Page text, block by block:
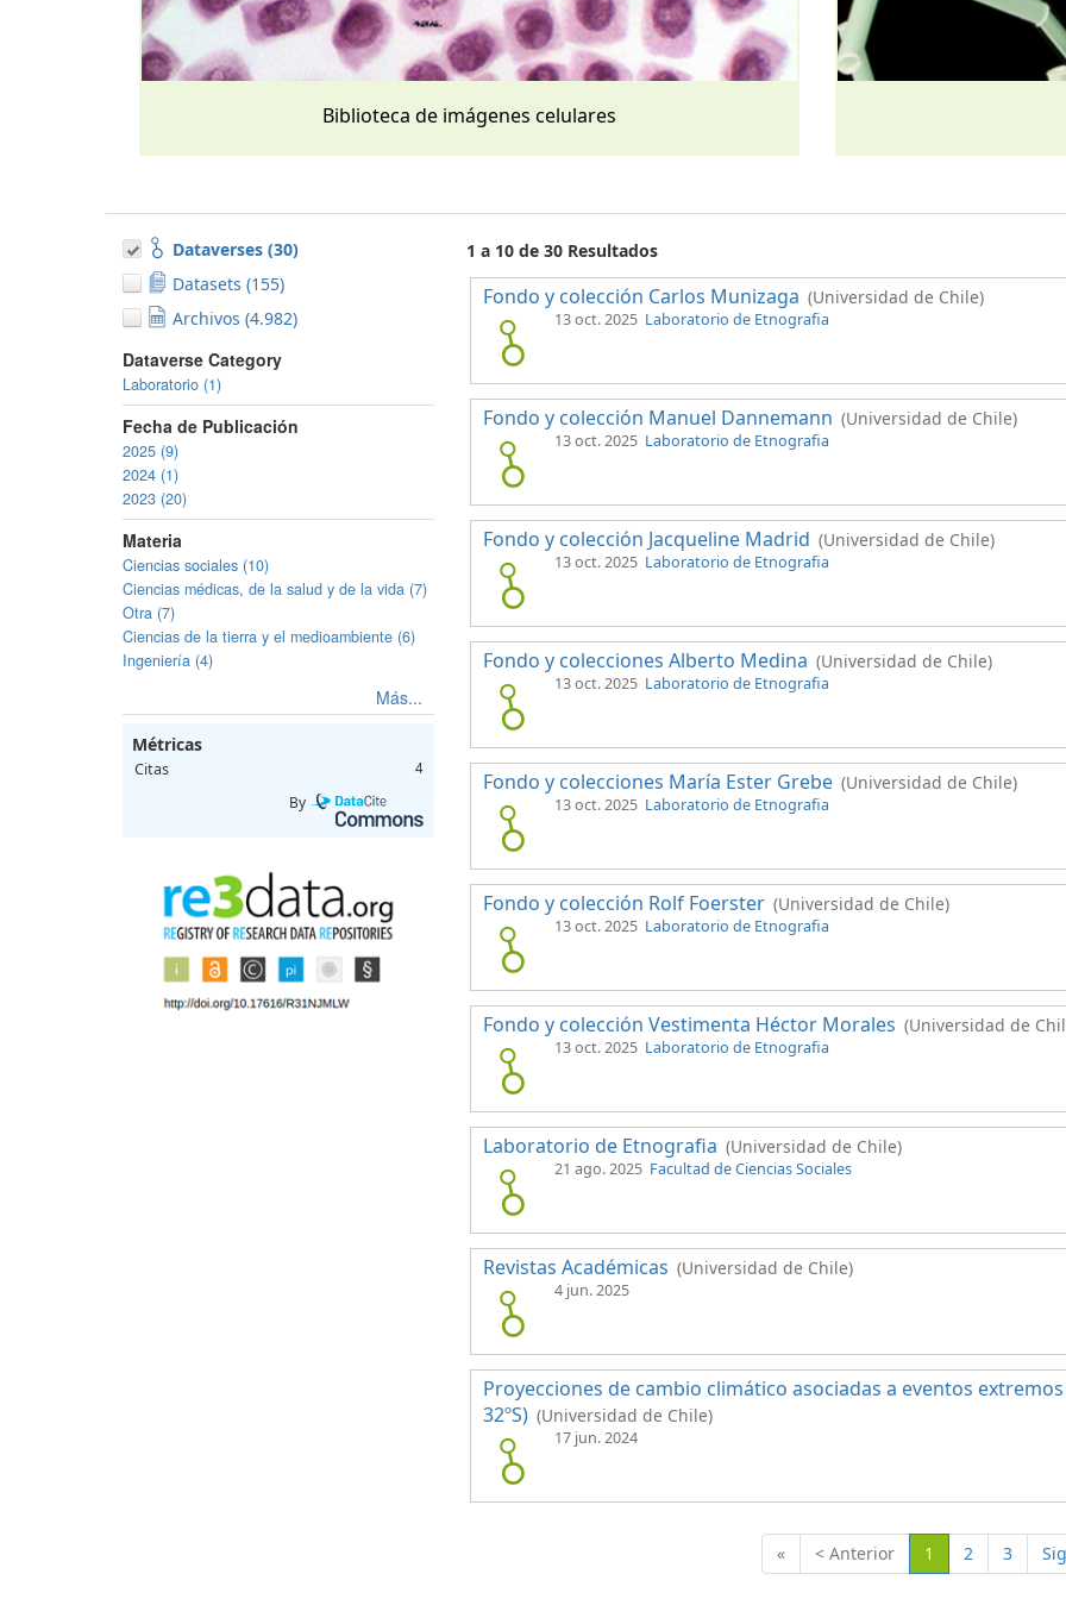
Biblioteca de imágenes celulares
Dataverses (30)
Datasets (155)
Archivos (4.982)
Dataverse Category
Laboratorio (1)
Fecha de Publicación
2025 (9)
2024 (1)
2023 (20)
Materia
Ciencias sociales (10)
Ciencias médicas, de la salud y de la vida (7)
Otra (7)
Ciencias de la tierra y el medioambiente (6)
Ingeniería (4)
Más...
Métricas
Citas 4
By
1 a 10 de 30 Resultados
Fondo y colección Carlos Munizaga (Universidad de Chile)
13 oct. 2025 Laboratorio de Etnografia
Fondo y colección Manuel Dannemann (Universidad de Chile)
13 oct. 2025 Laboratorio de Etnografia
Fondo y colección Jacqueline Madrid (Universidad de Chile)
13 oct. 2025 Laboratorio de Etnografia
Fondo y colecciones Alberto Medina (Universidad de Chile)
13 oct. 2025 Laboratorio de Etnografia
Fondo y colecciones María Ester Grebe (Universidad de Chile)
13 oct. 2025 Laboratorio de Etnografia
Fondo y colección Rolf Foerster (Universidad de Chile)
13 oct. 2025 Laboratorio de Etnografia
Fondo y colección Vestimenta Héctor Morales (Universidad de
13 oct. 2025 Laboratorio de Etnografia
Laboratorio de Etnografia (Universidad de Chile)
21 ago. 2025 Facultad de Ciencias Sociales
Revistas Académicas (Universidad de Chile)
4 jun. 2025
Proyecciones de cambio climático asociadas a eventos
32ºS) (Universidad de Chile)
17 jun. 2024
« < Anterior 1 (Actual)
2 3